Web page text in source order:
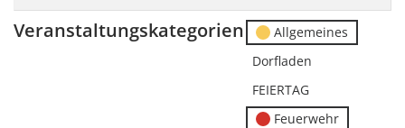
Veranstaltungskategorien
Allgemeines
Dorfladen
FEIERTAG
Feuerwehr